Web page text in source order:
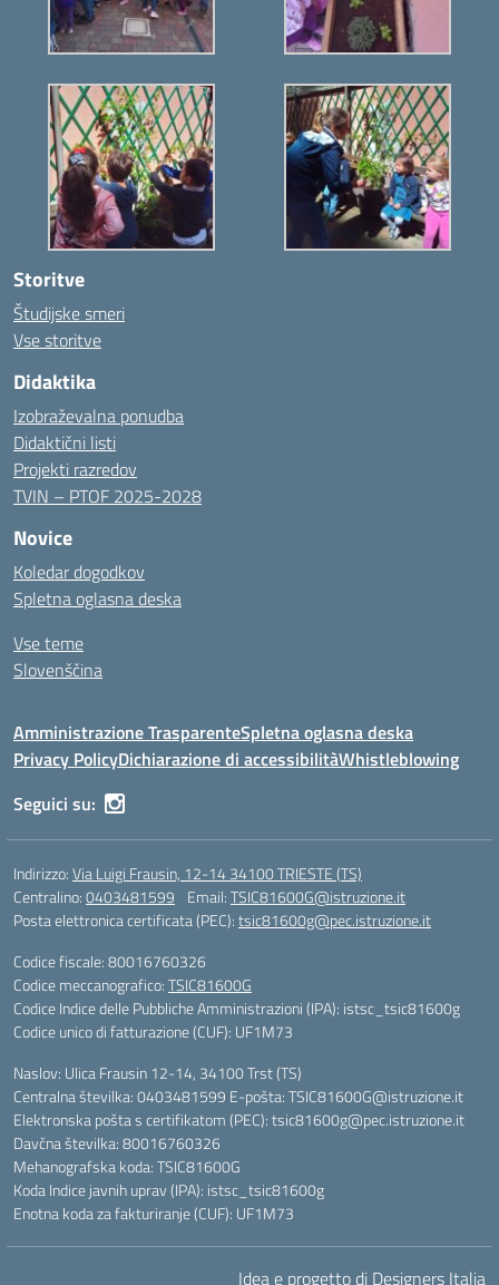
Storitve
Študijske smeri
Vse storitve
Didaktika
Izobraževalna ponudba
Didaktični listi
Projekti razredov
TVIN – PTOF 2025-2028
Novice
Koledar dogodkov
Spletna oglasna deska
Vse teme
Slovenščina
Amministrazione TrasparenteSpletna oglasna deska
Privacy PolicyDichiarazione di accessibilitàWhistleblowing
Seguici su:
Indirizzo:Via Luigi Frausin, 12-14 34100 TRIESTE (TS)
Centralino:0403481599 Email:TSIC81600G@istruzione.it
Posta elettronica certificata (PEC):tsic81600g@pec.istruzione.it
Codice fiscale: 80016760326
Codice meccanografico:TSIC81600G
Codice Indice delle Pubbliche Amministrazioni (IPA): istsc_tsic81600g
Codice unico di fatturazione (CUF): UF1M73
Naslov: Ulica Frausin 12-14, 34100 Trst (TS)
Centralna številka: 0403481599 E-pošta: TSIC81600G@istruzione.it
Elektronska pošta s certifikatom (PEC): tsic81600g@pec.istruzione.it
Davčna številka: 80016760326
Mehanografska koda: TSIC81600G
Koda Indice javnih uprav (IPA): istsc_tsic81600g
Enotna koda za fakturiranje (CUF): UF1M73
Idea e progetto di Designers Italia